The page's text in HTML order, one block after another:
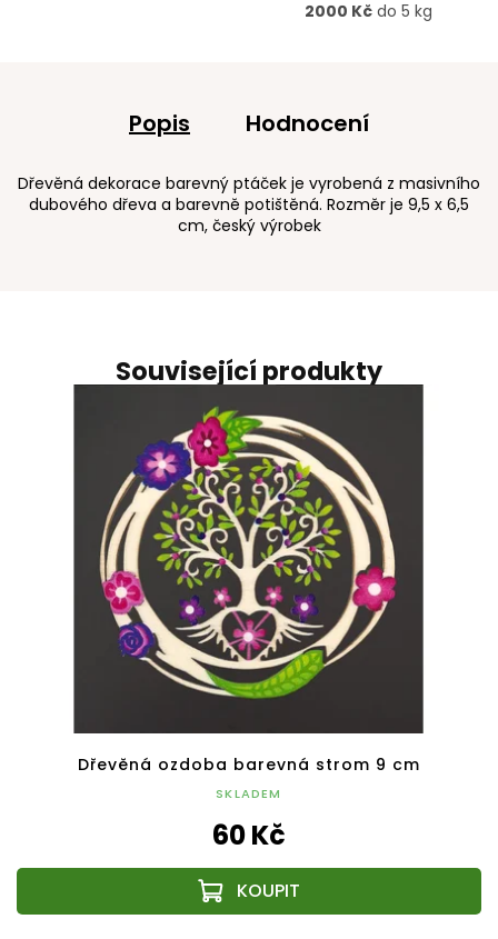
2000 Kč do 5 kg
Související produkty
Dřevěná ozdoba barevná strom 9 cm
SKLADEM
60 Kč
Popis Hodnocení
Dřevěná dekorace barevný ptáček je vyrobená z masivního
dubového dřeva a barevně potištěná. Rozměr je 9,5 x 6,5
cm, český výrobek